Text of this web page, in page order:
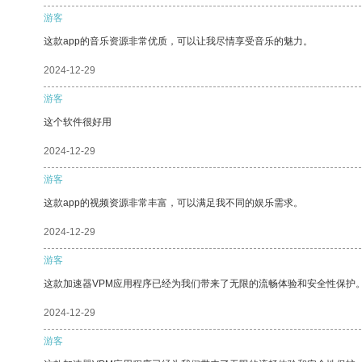
游客
这款app的音乐资源非常优质，可以让我尽情享受音乐的魅力。
2024-12-29
游客
这个软件很好用
2024-12-29
游客
这款app的视频资源非常丰富，可以满足我不同的娱乐需求。
2024-12-29
游客
这款加速器VPM应用程序已经为我们带来了无限的流畅体验和安全性保护
2024-12-29
游客